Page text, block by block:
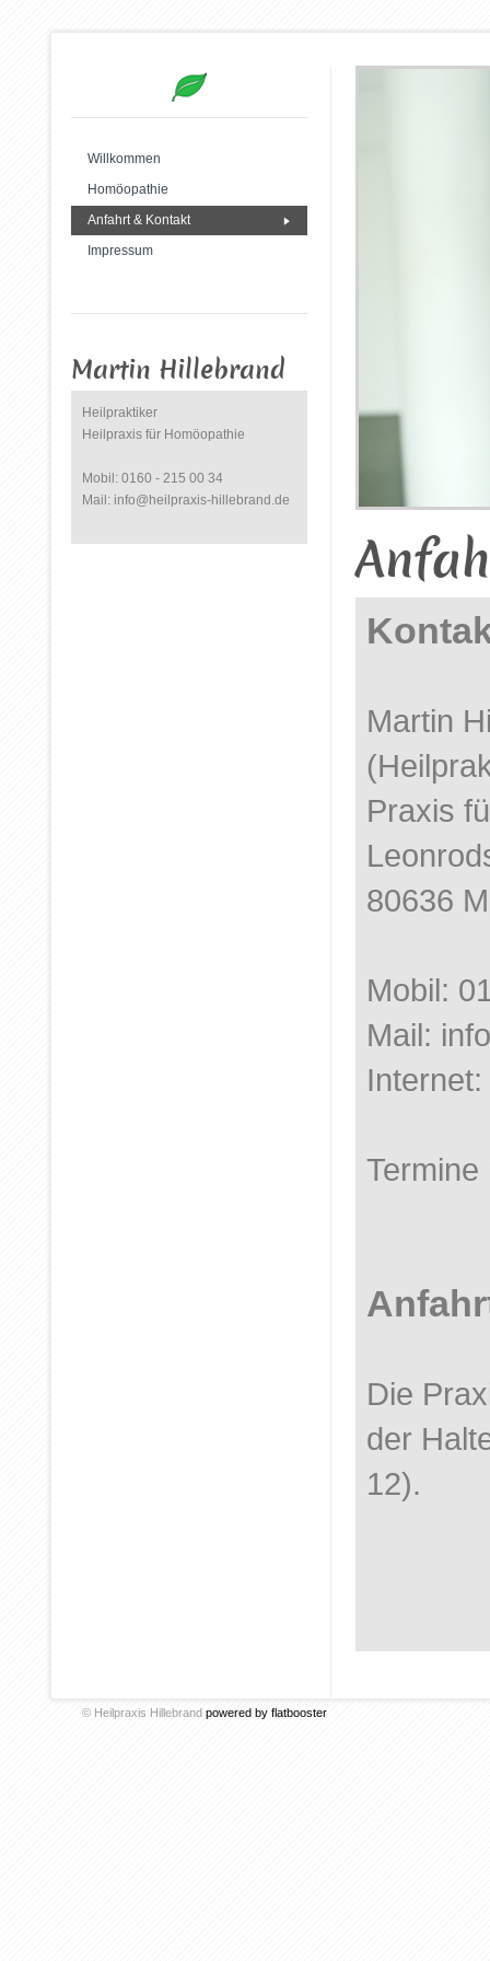
Willkommen
Homöopathie
Anfahrt & Kontakt
Impressum
Martin Hillebrand
Heilpraktiker
Heilpraxis für Homöopathie
Mobil: 0160 - 215 00 34
Mail: info@heilpraxis-hillebrand.de
Martin
Praxis
80636
Mobil:
Mail:
Termine
Die
der
12).
© Heilpraxis Hillebrand powered by flatbooster